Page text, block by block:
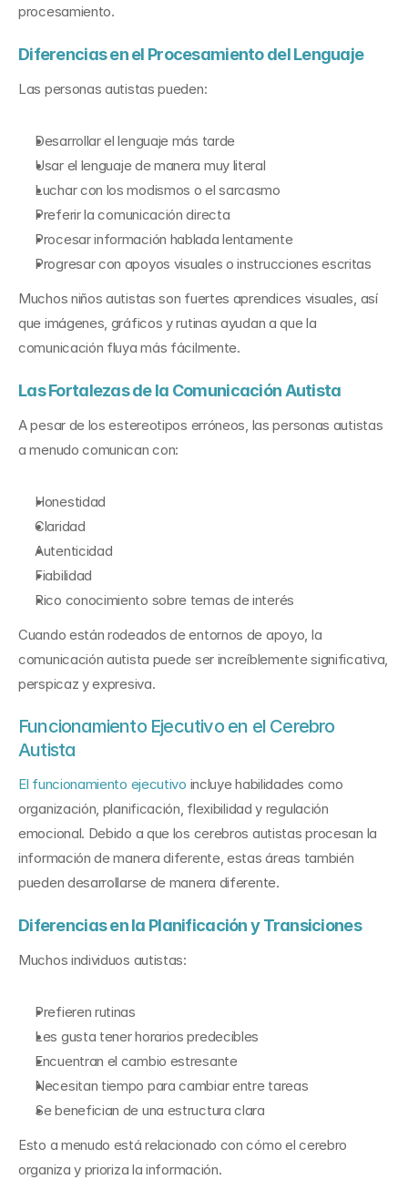
procesamiento.
Diferencias en el Procesamiento del Lenguaje
Las personas autistas pueden:
Desarrollar el lenguaje más tarde
Usar el lenguaje de manera muy literal
Luchar con los modismos o el sarcasmo
Preferir la comunicación directa
Procesar información hablada lentamente
Progresar con apoyos visuales o instrucciones escritas
Muchos niños autistas son fuertes aprendices visuales, así
que imágenes, gráficos y rutinas ayudan a que la
comunicación fluya más fácilmente.
Las Fortalezas de la Comunicación Autista
A pesar de los estereotipos erróneos, las personas autistas
a menudo comunican con:
Honestidad
Claridad
Autenticidad
Fiabilidad
Rico conocimiento sobre temas de interés
Cuando están rodeados de entornos de apoyo, la
comunicación autista puede ser increíblemente significativa,
perspicaz y expresiva.
Funcionamiento Ejecutivo en el Cerebro
Autista
El funcionamiento ejecutivo incluye habilidades como
organización, planificación, flexibilidad y regulación
emocional. Debido a que los cerebros autistas procesan la
información de manera diferente, estas áreas también
pueden desarrollarse de manera diferente.
Diferencias en la Planificación y Transiciones
Muchos individuos autistas:
Prefieren rutinas
Les gusta tener horarios predecibles
Encuentran el cambio estresante
Necesitan tiempo para cambiar entre tareas
Se benefician de una estructura clara
Esto a menudo está relacionado con cómo el cerebro
organiza y prioriza la información.